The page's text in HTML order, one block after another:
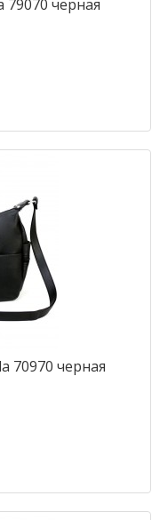
79070 черная
70970 черная